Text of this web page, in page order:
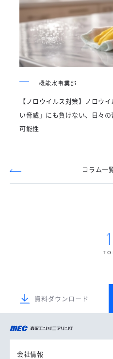
機能水事業部
【ノロウイルス対策】ノロウ
い脅威」にも負けない、日々
可能性
コラム一
資料ダウンロード
森永エンジニアリング
株式会社
会社情報